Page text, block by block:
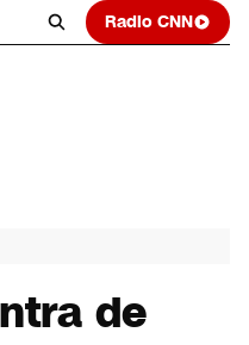
Radio CNN
de